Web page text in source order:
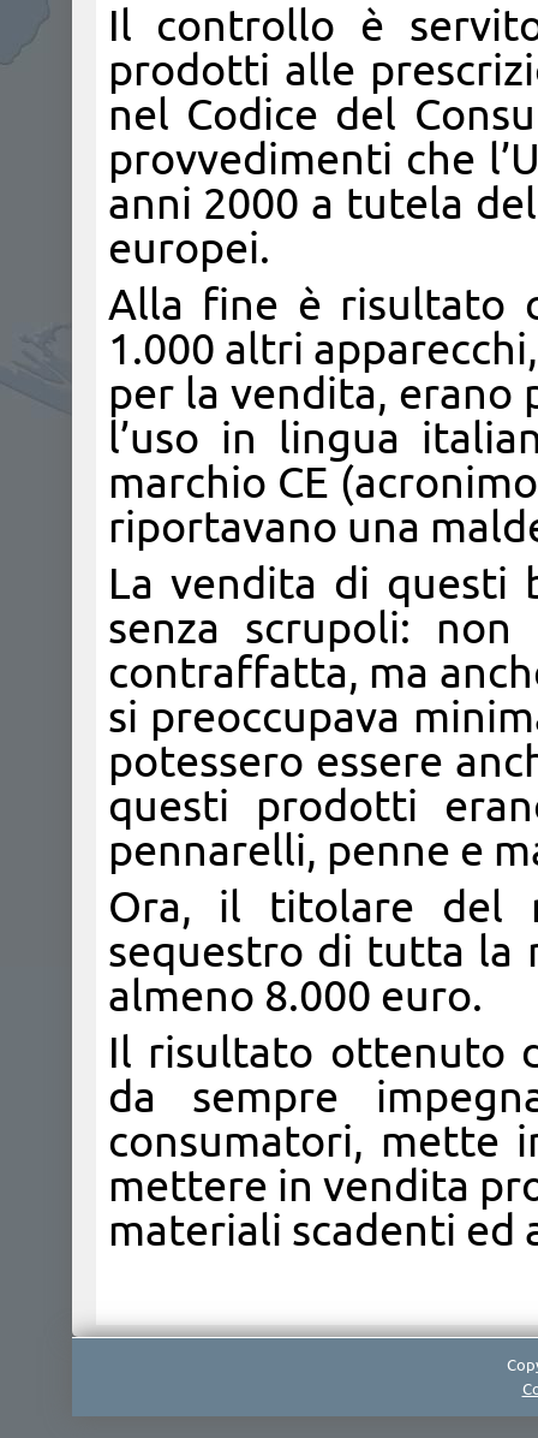
Il controllo è
prodotti alle
nel Codice del
provvedimenti che
anni 2000 a tutela
europei.
Alla fine è risultato
1.000 altri
per la vendita, erano
l’uso in lingua
marchio CE
riportavano una
La vendita di questi
senza scrupoli:
contraffatta, ma
si preoccupava
potessero essere
questi prodotti
pennarelli, penne e
Ora, il titolare del
sequestro di tutta la
almeno 8.000 euro.
Il risultato ottenuto
da sempre
consumatori, mette
mettere in vendita
materiali scadenti ed